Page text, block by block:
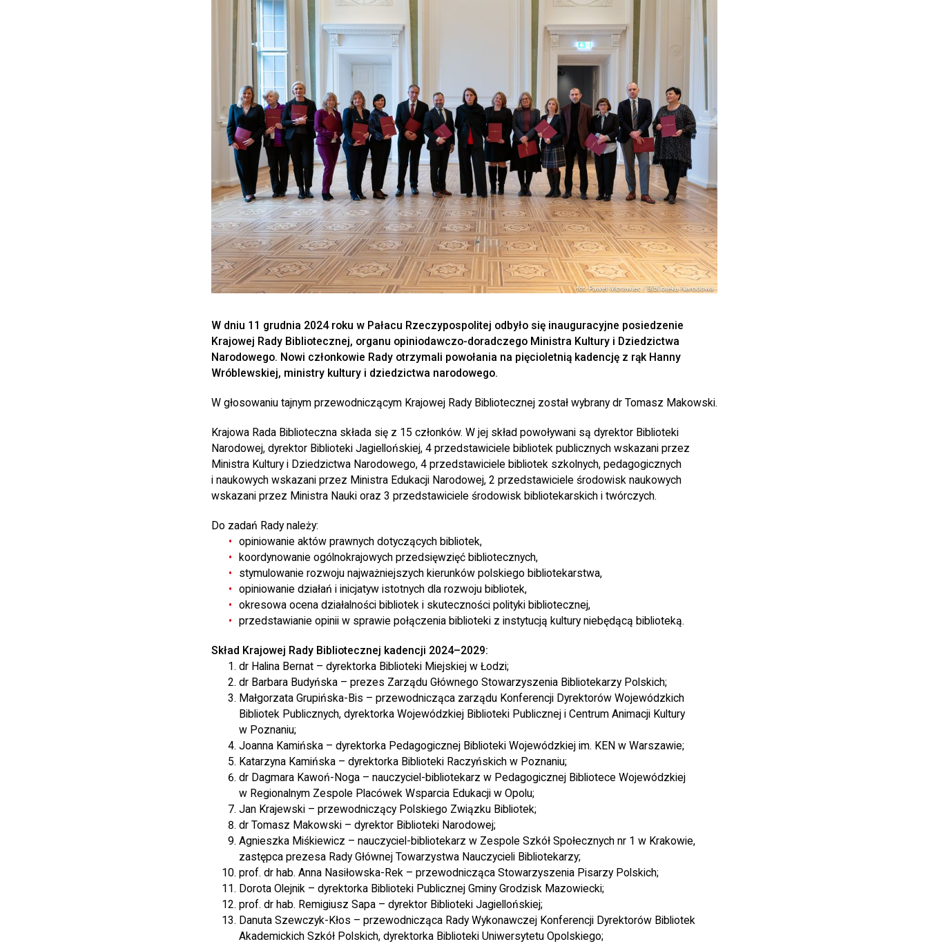
W dniu 11 grudnia 2024 roku w Pałacu Rzeczypospolitej odbyło się inauguracyjne posiedzenie
Krajowej Rady Bibliotecznej, organu opiniodawczo-doradczego Ministra Kultury i Dziedzictwa
Narodowego. Nowi członkowie Rady otrzymali powołania na pięcioletnią kadencję z rąk Hanny
Wróblewskiej, ministry kultury i dziedzictwa narodowego.
W głosowaniu tajnym przewodniczącym Krajowej Rady Bibliotecznej został wybrany dr Tomasz Makowski.
Krajowa Rada Biblioteczna składa się z 15 członków. W jej skład powoływani są dyrektor Biblioteki
Narodowej, dyrektor Biblioteki Jagiellońskiej, 4 przedstawiciele bibliotek publicznych wskazani przez
Ministra Kultury i Dziedzictwa Narodowego, 4 przedstawiciele bibliotek szkolnych, pedagogicznych
i naukowych wskazani przez Ministra Edukacji Narodowej, 2 przedstawiciele środowisk naukowych
wskazani przez Ministra Nauki oraz 3 przedstawiciele środowisk bibliotekarskich i twórczych.
Do zadań Rady należy:
opiniowanie aktów prawnych dotyczących bibliotek,
koordynowanie ogólnokrajowych przedsięwzięć bibliotecznych,
stymulowanie rozwoju najważniejszych kierunków polskiego bibliotekarstwa,
opiniowanie działań i inicjatyw istotnych dla rozwoju bibliotek,
okresowa ocena działalności bibliotek i skuteczności polityki bibliotecznej,
przedstawianie opinii w sprawie połączenia biblioteki z instytucją kultury niebędącą biblioteką.
Skład Krajowej Rady Bibliotecznej kadencji 2024–2029:
dr Halina Bernat – dyrektorka Biblioteki Miejskiej w Łodzi;
dr Barbara Budyńska – prezes Zarządu Głównego Stowarzyszenia Bibliotekarzy Polskich;
Małgorzata Grupińska-Bis – przewodnicząca zarządu Konferencji Dyrektorów Wojewódzkich
Bibliotek Publicznych, dyrektorka Wojewódzkiej Biblioteki Publicznej i Centrum Animacji Kultury
w Poznaniu;
Joanna Kamińska – dyrektorka Pedagogicznej Biblioteki Wojewódzkiej im. KEN w Warszawie;
Katarzyna Kamińska – dyrektorka Biblioteki Raczyńskich w Poznaniu;
dr Dagmara Kawoń-Noga – nauczyciel-bibliotekarz w Pedagogicznej Bibliotece Wojewódzkiej
w Regionalnym Zespole Placówek Wsparcia Edukacji w Opolu;
Jan Krajewski – przewodniczący Polskiego Związku Bibliotek;
dr Tomasz Makowski – dyrektor Biblioteki Narodowej;
Agnieszka Miśkiewicz – nauczyciel-bibliotekarz w Zespole Szkół Społecznych nr 1 w Krakowie,
zastępca prezesa Rady Głównej Towarzystwa Nauczycieli Bibliotekarzy;
prof. dr hab. Anna Nasiłowska-Rek – przewodnicząca Stowarzyszenia Pisarzy Polskich;
Dorota Olejnik – dyrektorka Biblioteki Publicznej Gminy Grodzisk Mazowiecki;
prof. dr hab. Remigiusz Sapa – dyrektor Biblioteki Jagiellońskiej;
Danuta Szewczyk-Kłos – przewodnicząca Rady Wykonawczej Konferencji Dyrektorów Bibliotek
Akademickich Szkół Polskich, dyrektorka Biblioteki Uniwersytetu Opolskiego;